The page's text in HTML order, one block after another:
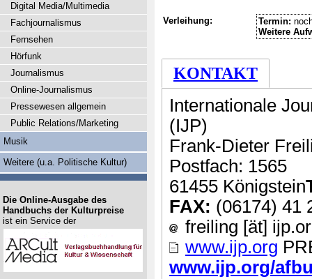
Verleihung: Termin:
Weitere
KONTAKT
Internationale
(IJP)
Frank-Dieter
Postfach: 1565
61455 Königstein
FAX: (06174) 41
freiling [ät]
www.ijp.org
www.ijp.org/
Digital Media/Multimedia
Fachjournalismus
Fernsehen
Hörfunk
Journalismus
Online-Journalismus
Pressewesen allgemein
Public Relations/Marketing
Musik
Weitere (u.a. Politische Kultur)
Die Online-Ausgabe des
Handbuchs der Kulturpreise
ist ein Service der